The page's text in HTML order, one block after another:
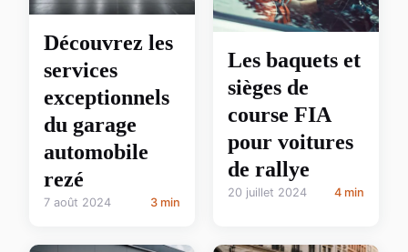
Découvrez les
services
exceptionnels
du garage
automobile
rezé
7 août 2024 3 min
Les baquets et
sièges de
course FIA
pour voitures
de rallye
20 juillet 2024 4 min